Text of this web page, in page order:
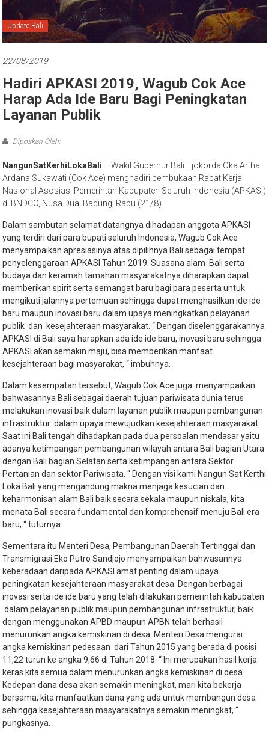
Bali
Update Bali
22/08/2019
Hadiri APKASI 2019, Wagub Cok Ace
Harap Ada Ide Baru Bagi Peningkatan
Layanan Publik
Diposkan Oleh:
NangunSatKerhiLokaBali – Wakil Gubernur Bali Tjokorda Oka Artha
Ardana Sukawati (Cok Ace) menghadiri pembukaan Rapat Kerja
Nasional Asosiasi Pemerintah Kabupaten Seluruh Indonesia (APKASI)
di BNDCC, Nusa Dua, Badung, Rabu (21/8).
Dalam sambutan selamat datangnya dihadapan anggota APKASI
yang terdiri dari para bupati seluruh Indonesia, Wagub Cok Ace
menyampaikan apresiasinya atas dipilihnya Bali sebagai tempat
penyelenggaraan APKASI Tahun 2019. Suasana alam Bali serta
budaya dan keramah tamahan masyarakatnya diharapkan dapat
memberikan spirit serta semangat baru bagi para peserta untuk
mengikuti jalannya pertemuan sehingga dapat menghasilkan ide ide
baru maupun inovasi baru dalam upaya meningkatkan pelayanan
publik dan kesejahteraan masyarakat. “ Dengan diselenggarakannya
APKASI di Bali saya harapkan ada ide ide baru, inovasi baru sehingga
APKASI akan semakin maju, bisa memberikan manfaat
kesejahteraan bagi masyarakat, “ imbuhnya.
Dalam kesempatan tersebut, Wagub Cok Ace juga menyampaikan
bahwasannya Bali sebagai daerah tujuan pariwisata dunia terus
melakukan inovasi baik dalam layanan publik maupun pembangunan
infrastruktur dalam upaya mewujudkan kesejahteraan masyarakat.
Saat ini Bali tengah dihadapkan pada dua persoalan mendasar yaitu
adanya ketimpangan pembangunan wilayah antara Bali bagian Utara
dengan Bali bagian Selatan serta ketimpangan antara Sektor
Pertanian dan sektor Pariwisata. “ Dengan visi kami Nangun Sat Kerthi
Loka Bali yang mengandung makna menjaga kesucian dan
keharmonisan alam Bali baik secara sekala maupun niskala, kita
menata Bali secara fundamental dan komprehensif menuju Bali era
baru, “ tuturnya.
Sementara itu Menteri Desa, Pembangunan Daerah Tertinggal dan
Transmigrasi Eko Putro Sandjojo menyampaikan bahwasannya
keberadaan daripada APKASI amat penting dalam upaya
peningkatan kesejahteraan masyarakat desa. Dengan berbagai
inovasi serta ide ide baru yang telah dilakukan pemerintah kabupaten
dalam pelayanan publik maupun pembangunan infrastruktur, baik
dengan menggunakan APBD maupun APBN telah berhasil
menurunkan angka kemiskinan di desa. Menteri Desa mengurai
angka kemiskinan pedesaan dari Tahun 2015 yang berada di posisi
11,22 turun ke angka 9,66 di Tahun 2018. “ Ini merupakan hasil kerja
keras kita semua dalam menurunkan angka kemiskinan di desa.
Kedepan dana desa akan semakin meningkat, mari kita bekerja
bersama, kita manfaatkan dana yang ada untuk membangun desa
sehingga kesejahteraan masyarakatnya semakin meningkat, “
pungkasnya.